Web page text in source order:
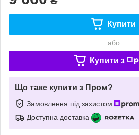
Купити
або
Купити з
Що таке купити з Пром?
Замовлення під захистом
Доступна доставка